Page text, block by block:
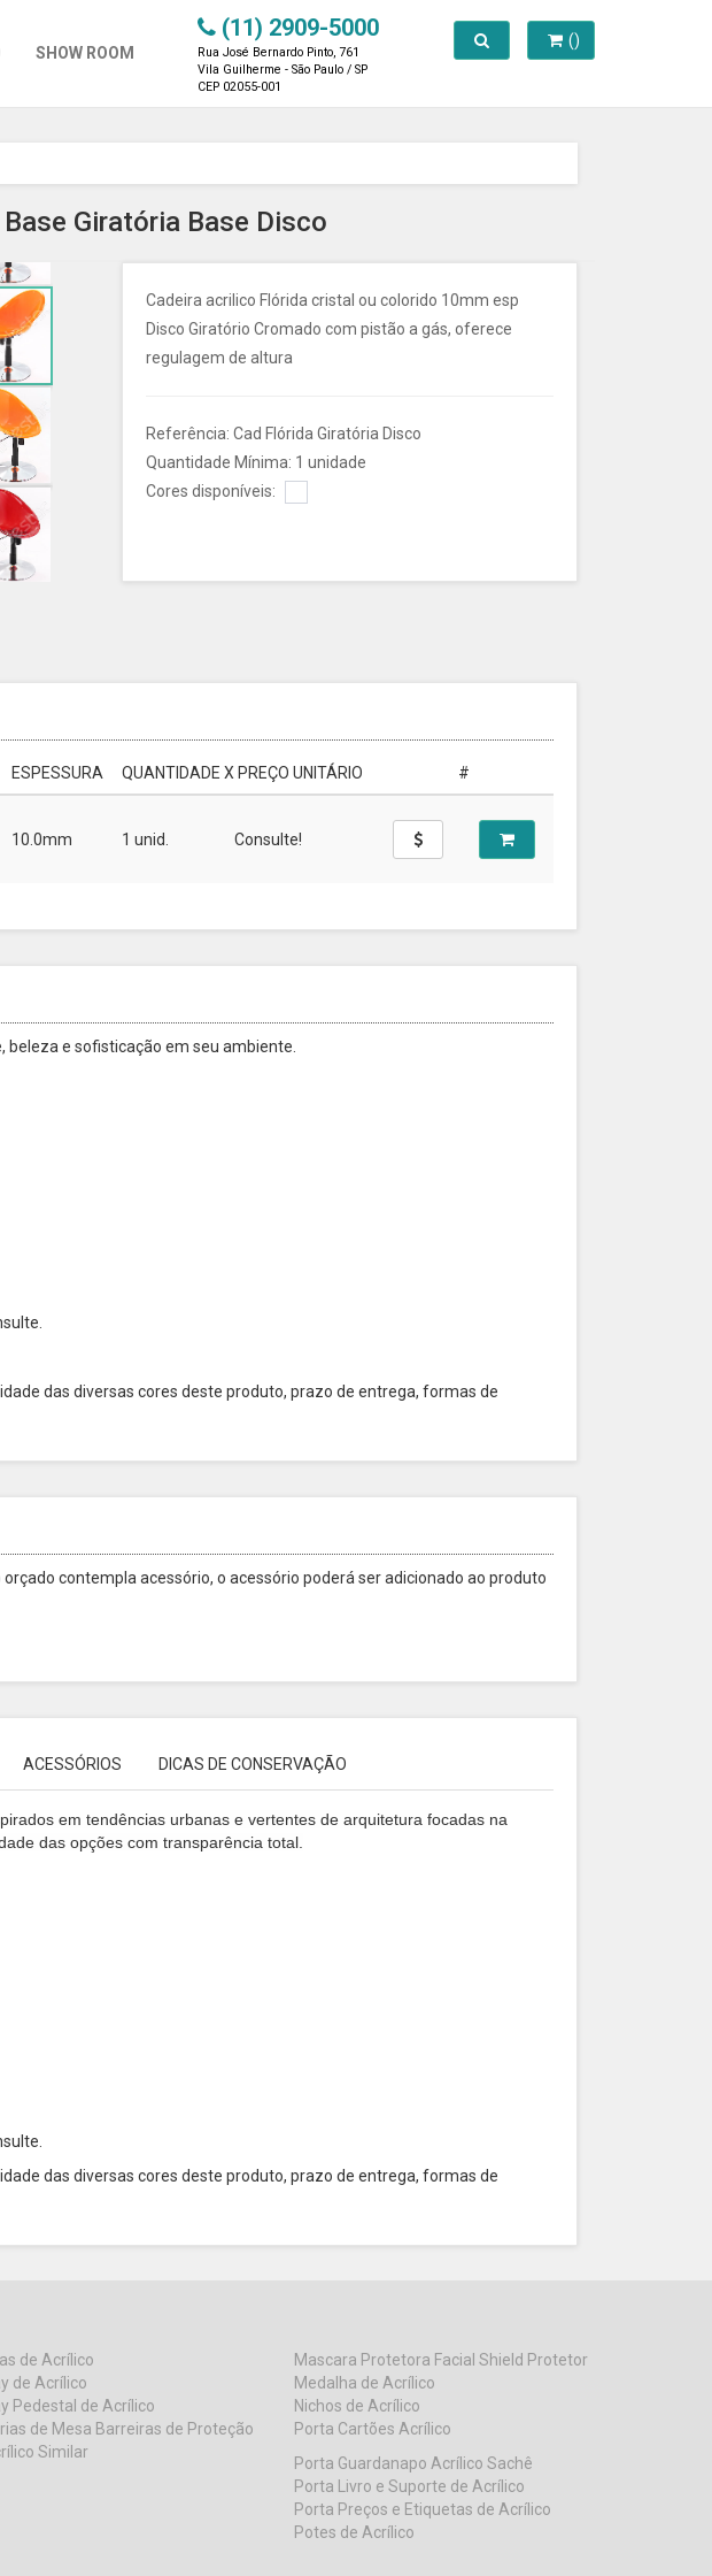
SHOW ROOM
(11) 2909-5000
Rua José Bernardo Pinto, 761
Vila Guilherme - São Paulo / SP
CEP 02055-001
()
Toggle search
Giratória Base Disco
Cadeira acrilico Flórida cristal ou colorido 10mm esp
Disco Giratório Cromado com pistão a gás, oferece
regulagem de altura
Referência: Cad Flórida Giratória Disco
Quantidade Mínima: 1 unidade
Cores disponíveis:
ESPESSURA QUANTIDADE X PREÇO UNITÁRIO #
10.0mm 1 unid. Consulte!
e sofisticação em seu ambiente.
das diversas cores deste produto, prazo de entrega, formas de
contempla acessório, o acessório poderá ser adicionado ao produto
ACESSÓRIOS DICAS DE CONSERVAÇÃO
em tendências urbanas e vertentes de arquitetura focadas na
das opções com transparência total.
das diversas cores deste produto, prazo de entrega, formas de
de Acrílico
de Acrílico
Pedestal de Acrílico
de Mesa Barreiras de Proteção
Similar
Mascara Protetora Facial Shield Protetor
Medalha de Acrílico
Nichos de Acrílico
Porta Cartões Acrílico
Porta Guardanapo Acrílico Sachê
Porta Livro e Suporte de Acrílico
Porta Preços e Etiquetas de Acrílico
Potes de Acrílico